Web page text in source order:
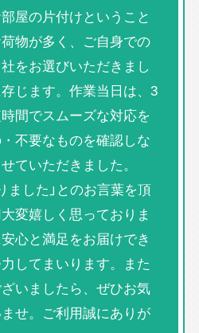
屋の片付けということ
物が多く、ご自身での
をお選びいただきまし
じます。作業当日は、3
間でスムーズな対応を
不要なものを確認しな
ていただきました。
ました」とのお言葉を頂
変嬉しく思っておりま
心と満足をお届けでき
してまいります。また
いましたら、ぜひお気
せ。ご利用誠にありが